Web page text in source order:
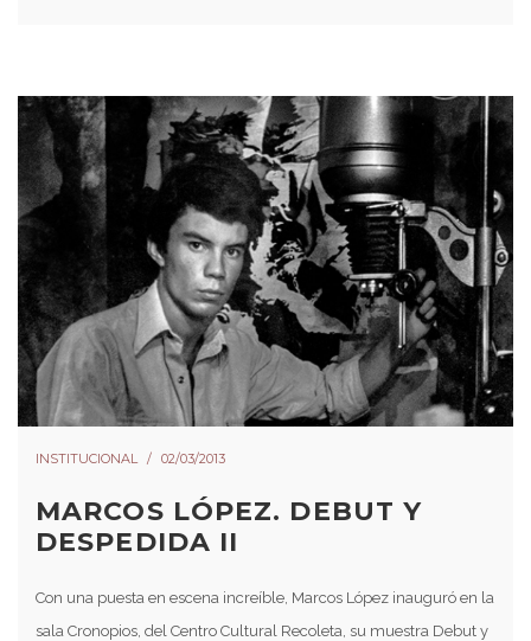
INSTITUCIONAL 02/03/2013
MARCOS LÓPEZ. DEBUT Y
DESPEDIDA II
Con una puesta en escena increíble, Marcos López inauguró en la
sala Cronopios, del Centro Cultural Recoleta, su muestra Debut y